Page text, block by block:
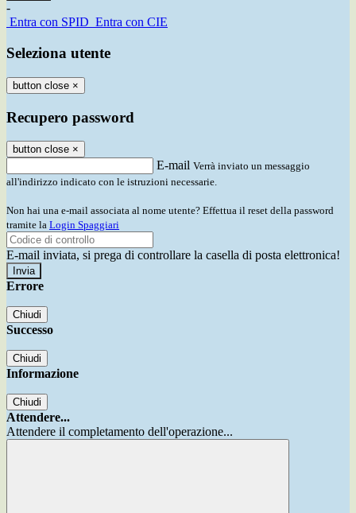
-
Entra con SPID Entra con CIE
Seleziona utente
button close ×
Recupero password
button close ×
E-mail Verrà inviato un messaggio
all'indirizzo indicato con le istruzioni necessarie.
Non hai una e-mail associata al nome utente? Effettua il reset della password
tramite la Login Spaggiari
E-mail inviata, si prega di controllare la casella di posta elettronica!
Errore
Chiudi
Successo
Chiudi
Informazione
Chiudi
Attendere...
Attendere il completamento dell'operazione...